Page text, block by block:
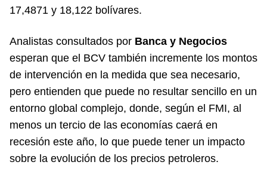
17,4871 y 18,122 bolívares.
Analistas consultados por Banca y Negocios
esperan que el BCV también incremente los montos
de intervención en la medida que sea necesario,
pero entienden que puede no resultar sencillo en un
entorno global complejo, donde, según el FMI, al
menos un tercio de las economías caerá en
recesión este año, lo que puede tener un impacto
sobre la evolución de los precios petroleros.